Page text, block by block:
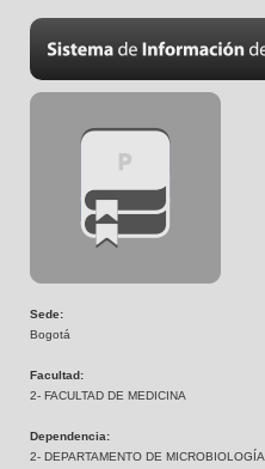
Sede:
Bogotá
Facultad:
2- FACULTAD DE MEDICINA
Dependencia:
2- DEPARTAMENTO DE MICROBIOLOGÍA